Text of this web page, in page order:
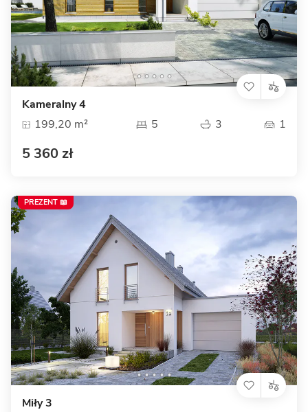
Kameralny 4
199,20 m²
5 3 1
5 360 zł
Miły 3
PREZENT 📖